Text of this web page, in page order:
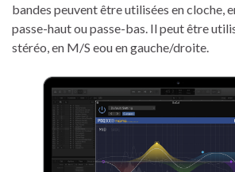
bandes peuvent être utilisées en cloche,
passe-haut ou passe-bas. Il peut être
stéréo, en M/S eou en gauche/droite.